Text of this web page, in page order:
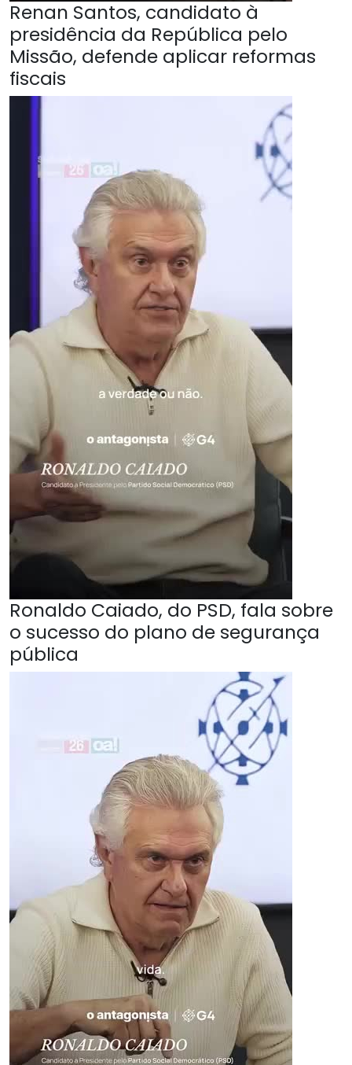
Renan Santos, candidato à
presidência da República pelo
Missão, defende aplicar reformas
fiscais
Ronaldo Caiado, do PSD, fala sobre
o sucesso do plano de segurança
pública